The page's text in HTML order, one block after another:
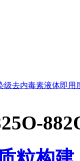
级去内毒素液体即用